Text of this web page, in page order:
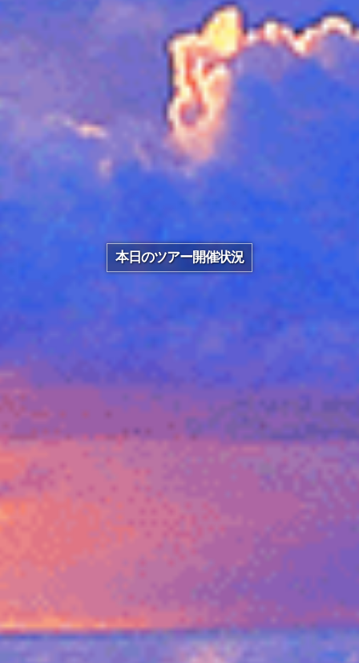
本日のツアー開催状況